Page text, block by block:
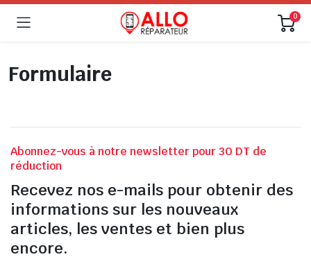
0
Formulaire
Abonnez-vous à notre newsletter pour 30 DT de
réduction
Recevez nos e-mails pour obtenir des
informations sur les nouveaux
articles, les ventes et bien plus
encore.